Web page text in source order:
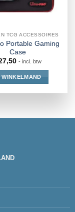
TCG ACCESSOIRES
Portable Gaming
Case
- incl. btw
WINKELMAND